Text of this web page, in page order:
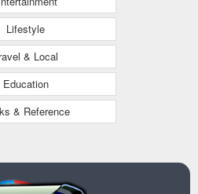
Lifestyle
& Local
Education
& Reference